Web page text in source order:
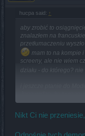
hucpa said: ↑
aby zrobić to
znalazłem na
przetłumaczeniu
mam to na kompie
screeny, ale nie wiem
działu - do którego? nie
serwer "Herold" czy
Nikt Ci nie